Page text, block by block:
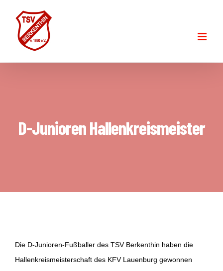
content
D-Junioren Hallenkreismeister
Die D-Junioren-Fußballer des TSV Berkenthin haben die
Hallenkreismeisterschaft des KFV Lauenburg gewonnen